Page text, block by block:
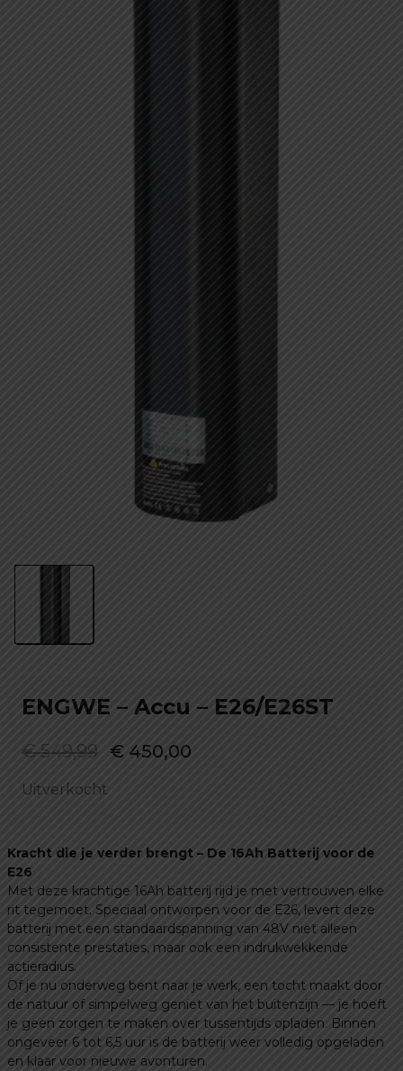
ENGWE – Accu – E26/E26ST
€549,99 Oorspronkelijke
€ 450,00
Uitverkocht
Kracht die je verder brengt – De 16Ah Batterij voor de
E26
Met deze krachtige 16Ah batterij rijd je met vertrouwen elke
rit tegemoet. Speciaal ontworpen voor de E26, levert deze
batterij met een standaardspanning van 48V niet alleen
consistente prestaties, maar ook een indrukwekkende
actieradius.
Of je nu onderweg bent naar je werk, een tocht maakt door
de natuur of simpelweg geniet van het buitenzijn — je hoeft
je geen zorgen te maken over tussentijds opladen. Binnen
ongeveer 6 tot 6,5 uur is de batterij weer volledig opgeladen
en klaar voor nieuwe avonturen.